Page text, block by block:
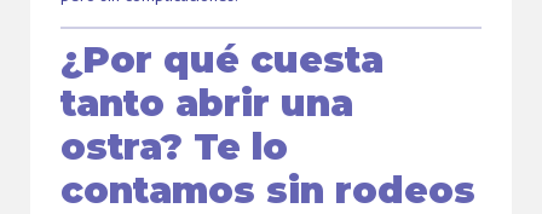
¿Por qué cuesta
tanto abrir una
ostra? Te lo
contamos sin rodeos